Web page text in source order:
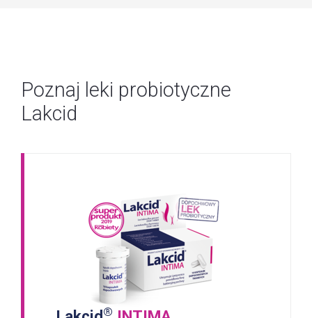
Poznaj leki probiotyczne
Lakcid
®